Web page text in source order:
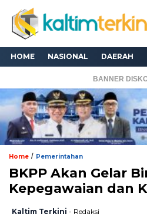
HOME NASIONAL DAERAH
BANNER
Home / Pemerintahan
BKPP Akan Gelar
Kepegawaian dan
Kaltim Terkini - Redaksi